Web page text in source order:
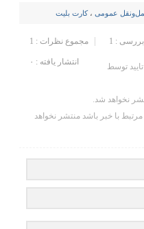
عمومی ،کارت بلیت
مجموع نظرات : 1 : 1
انتشار یافته : ۰
توسط
نخواهد شد.
با خبر باشد منتشر نخواهد